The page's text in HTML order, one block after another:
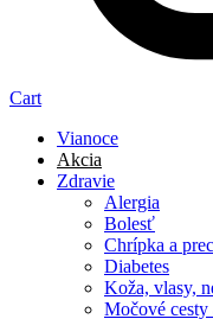
Cart
Vianoce
Akcia
Zdravie
Alergia
Bolesť
Chrípka a
Diabetes
Koža, vlasy,
Močové cesty